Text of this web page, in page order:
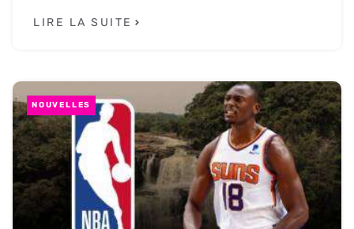
LIRE LA SUITE
NOUVELLES